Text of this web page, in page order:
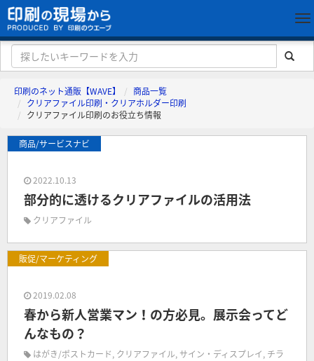
印刷のネット通販【WAVE】
商品一覧
クリアファイル印刷・クリアホルダー印刷
クリアファイル印刷のお役立ち情報
商品/サービスナビ
2022.10.13
部分的に透けるクリアファイルの活用法
クリアファイル
販促/マーケティング
2019.02.08
春から新人営業マン！の方必見。展示会ってど
んなもの？
はがき/ポストカード, クリアファイル, サイン・ディスプレイ, チラ